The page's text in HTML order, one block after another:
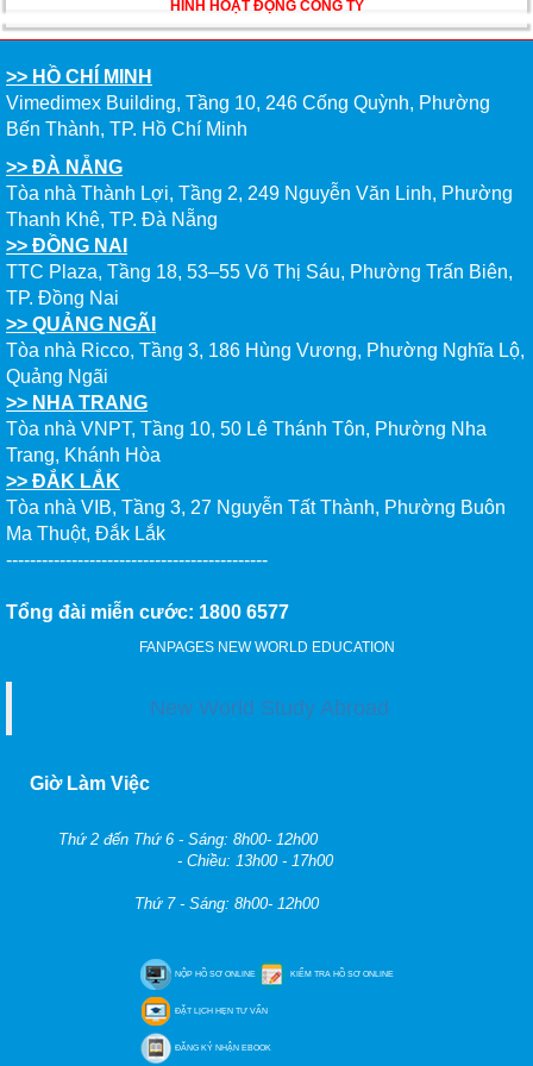
ĐẦU CỦA DU HỌC SINH NĂM 2026 – VÀ TẤT CẢ
ĐỀU CÓ LÝ DO!!
HỘI GHI DANH & SĂN HỌC BỔNG KỲ SPRING 2026
HÌNH HOẠT ĐỘNG CÔNG TY
>> HỒ CHÍ MINH
Vimedimex Building, Tầng 10, 246 Cống Quỳnh, Phường
Bến Thành, TP. Hồ Chí Minh
>> ĐÀ NẴNG
Tòa nhà Thành Lợi, Tầng 2, 249 Nguyễn Văn Linh, Phường
Thanh Khê, TP. Đà Nẵng
>> ĐỒNG NAI
TTC Plaza, Tầng 18, 53–55 Võ Thị Sáu, Phường Trấn Biên,
TP. Đồng Nai
>> QUẢNG NGÃI
Tòa nhà Ricco, Tầng 3, 186 Hùng Vương, Phường Nghĩa Lộ,
Quảng Ngãi
>> NHA TRANG
Tòa nhà VNPT, Tầng 10, 50 Lê Thánh Tôn, Phường Nha
Trang, Khánh Hòa
>> ĐẮK LẮK
Tòa nhà VIB, Tầng 3, 27 Nguyễn Tất Thành, Phường Buôn
Ma Thuột, Đắk Lắk
--------------------------------------------
Tổng đài miễn cước: 1800 6577
FANPAGES NEW WORLD EDUCATION
New World Study Abroad
Giờ Làm Việc
Thứ 2 đến Thứ 6 - Sáng: 8h00- 12h00
- Chiều: 13h00 - 17h00
Thứ 7 - Sáng: 8h00- 12h00
NỘP HỒ SƠ ONLINE KIỂM TRA HỒ SƠ ONLINE
ĐẶT LỊCH HẸN TƯ VẤN
ĐĂNG KÝ NHẬN EBOOK